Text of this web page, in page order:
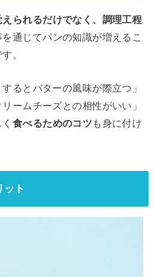
られるだけでなく、調理工程
通じてパンの知識が増えるこ
。
るとバターの風味が際立つ」
ームチーズとの相性がいい」
食べるためのコツ も身に付け
ット